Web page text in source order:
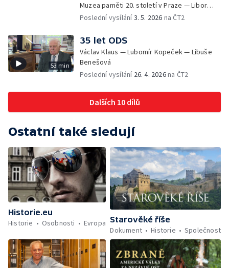
Muzea paměti 20. století v Praze — Libor
Svoboda, historik z Ústavu pro studium
Poslední vysílání3. 5. 2026 na ČT2
53 min
35 let ODS
Václav Klaus — Lubomír Kopeček — Libuše
Benešová
Poslední vysílání 26. 4. 2026na ČT2
Dalších 10 dílů
Ostatní také sledují
Historie.eu
Historie
Osobnosti Evropa Starověké říše
Dokument
Historie Společnost